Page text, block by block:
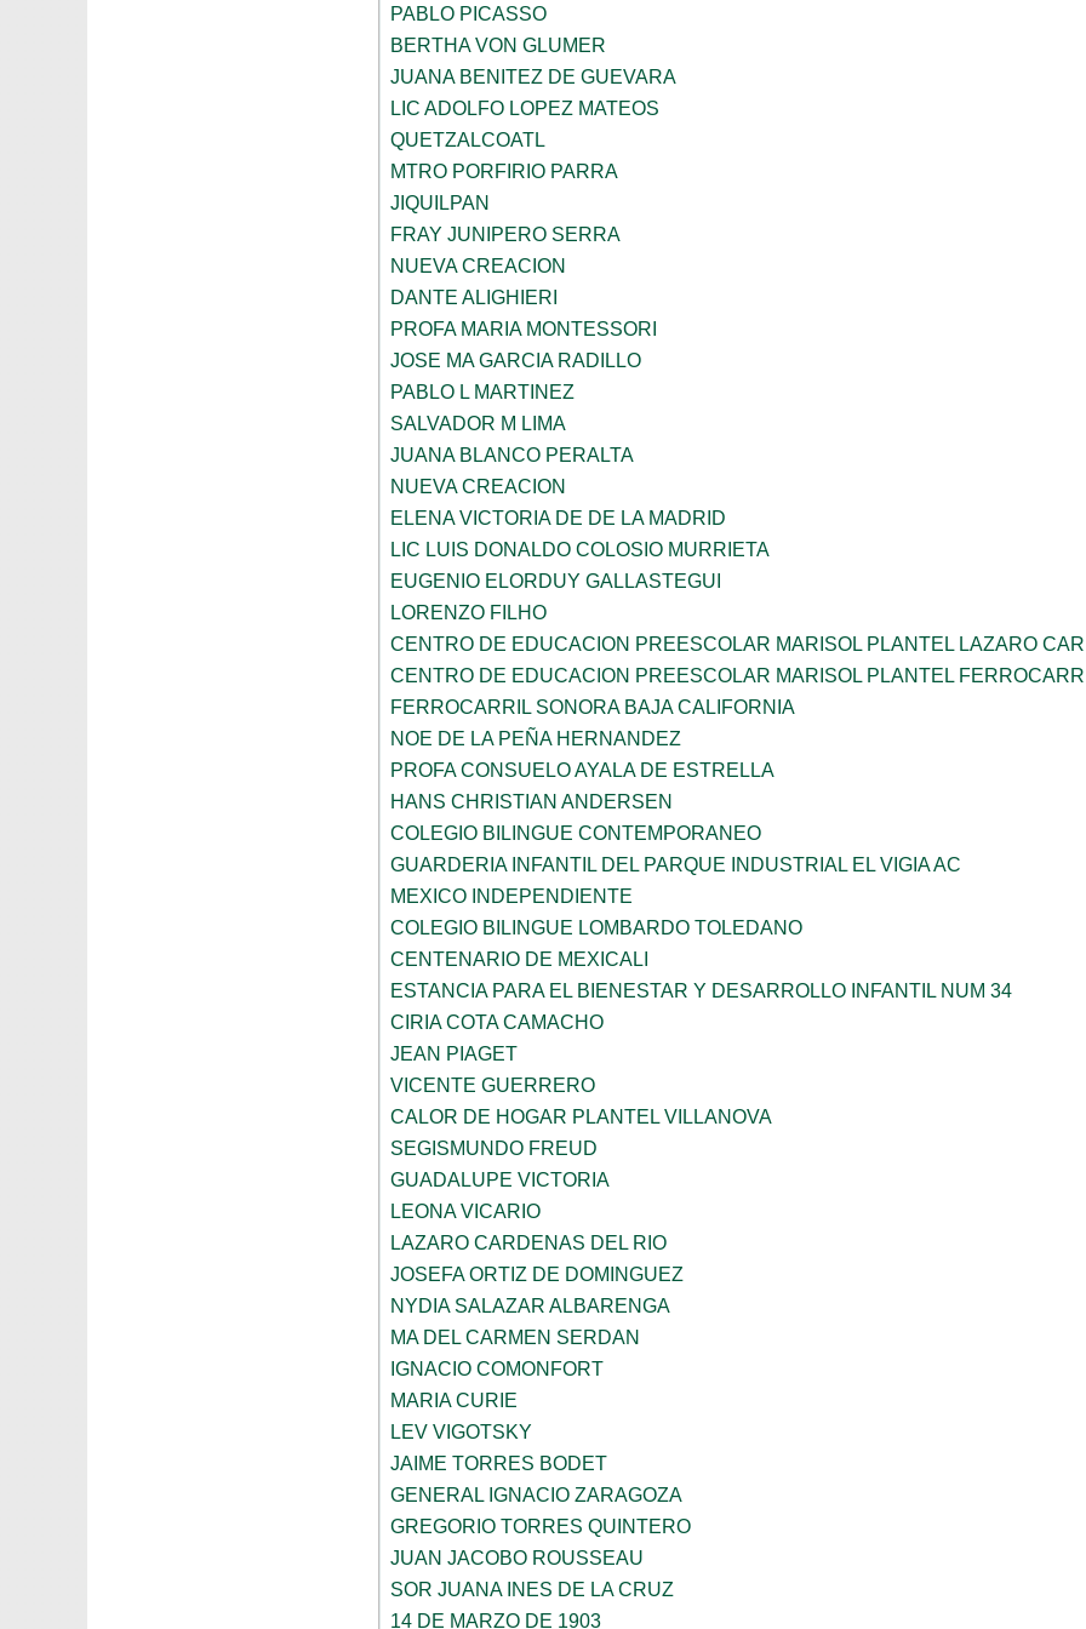
PABLO PICASSO
BERTHA VON GLUMER
JUANA BENITEZ DE GUEVARA
LIC ADOLFO LOPEZ MATEOS
QUETZALCOATL
MTRO PORFIRIO PARRA
JIQUILPAN
FRAY JUNIPERO SERRA
NUEVA CREACION
DANTE ALIGHIERI
PROFA MARIA MONTESSORI
JOSE MA GARCIA RADILLO
PABLO L MARTINEZ
SALVADOR M LIMA
JUANA BLANCO PERALTA
NUEVA CREACION
ELENA VICTORIA DE DE LA MADRID
LIC LUIS DONALDO COLOSIO MURRIETA
EUGENIO ELORDUY GALLASTEGUI
LORENZO FILHO
CENTRO DE EDUCACION PREESCOLAR MARISOL PLANTEL LAZARO
CENTRO DE EDUCACION PREESCOLAR MARISOL PLANTEL
FERROCARRIL SONORA BAJA CALIFORNIA
NOE DE LA PEÑA HERNANDEZ
PROFA CONSUELO AYALA DE ESTRELLA
HANS CHRISTIAN ANDERSEN
COLEGIO BILINGUE CONTEMPORANEO
GUARDERIA INFANTIL DEL PARQUE INDUSTRIAL EL VIGIA AC
MEXICO INDEPENDIENTE
COLEGIO BILINGUE LOMBARDO TOLEDANO
CENTENARIO DE MEXICALI
ESTANCIA PARA EL BIENESTAR Y DESARROLLO INFANTIL NUM 34
CIRIA COTA CAMACHO
JEAN PIAGET
VICENTE GUERRERO
CALOR DE HOGAR PLANTEL VILLANOVA
SEGISMUNDO FREUD
GUADALUPE VICTORIA
LEONA VICARIO
LAZARO CARDENAS DEL RIO
JOSEFA ORTIZ DE DOMINGUEZ
NYDIA SALAZAR ALBARENGA
MA DEL CARMEN SERDAN
IGNACIO COMONFORT
MARIA CURIE
LEV VIGOTSKY
JAIME TORRES BODET
GENERAL IGNACIO ZARAGOZA
GREGORIO TORRES QUINTERO
JUAN JACOBO ROUSSEAU
SOR JUANA INES DE LA CRUZ
14 DE MARZO DE 1903